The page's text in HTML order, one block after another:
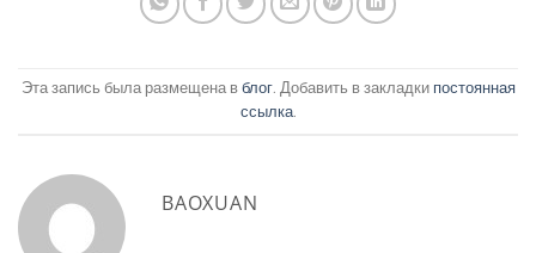
Эта запись была размещена в блог. Добавить в закладки постоянная
ссылка.
BAOXUAN